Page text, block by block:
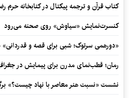
کتاب قرآن و ترجمه پیکتال در کتابخانه حرم
کنسرت‌نمایش «سیاوش» روی صحنه می‌رود
«دورهمی سرتوک؛ شبی برای قصه و قدردانی»
رمان؛ قطب‌نمای مدرن برای پیمایش در
نشست «نسبت هنر معاصر با نهاد چیست؟»